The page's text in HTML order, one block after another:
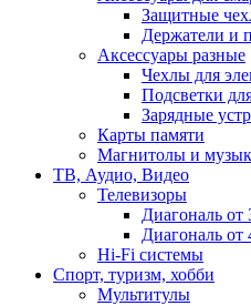
Защитные
Держатели и
Аксессуары разные
Чехлы для
Подсветки
Зарядные
Карты памяти
Магнитолы и
ТВ, Аудио, Видео
Телевизоры
Диагональ от
Диагональ от
Hi-Fi системы
Спорт, туризм, хобби
Мультитулы